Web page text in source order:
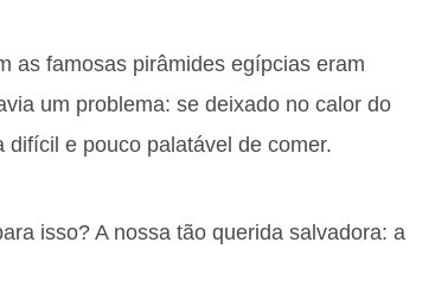
as famosas pirâmides egípcias eram
um problema: se deixado no calor do
e pouco palatável de comer.
isso? A nossa tão querida salvadora: a